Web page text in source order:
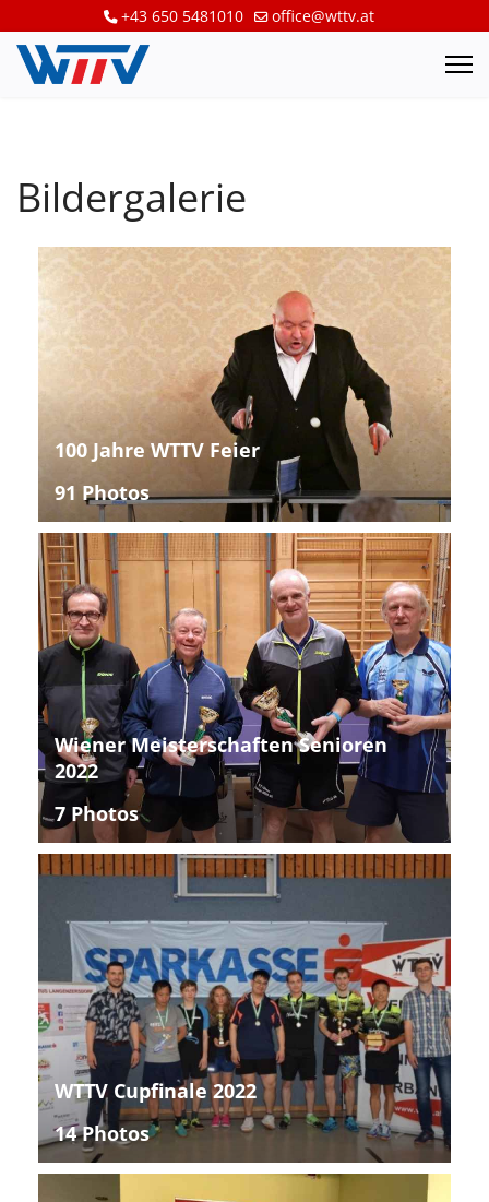
+43 650 5481010 office@wttv.at
Bildergalerie
100 Jahre WTTV Feier
91 Photos
Wiener Meisterschaften Senioren
2022
7 Photos
WTTV Cupfinale 2022
14 Photos